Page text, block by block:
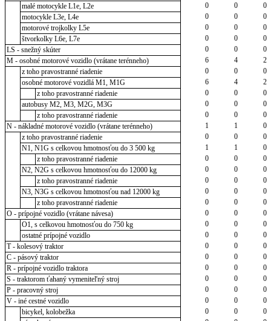
malé motocykle L1e, L2e
0 0
0
motocykle L3e, L4e
0 0
0
motorové trojkolky L5e
0 0
0
štvorkolky L6e, L7e
0 0
0
LS - snežný skúter
0 0
0
M - osobné motorové vozidlo (vrátane terénneho)
6 4
2
z toho pravostranné riadenie
0 0
0
osobné motorové vozidlá M1, M1G
6 4
2
z toho pravostranné riadenie
0 0
0
autobusy M2, M3, M2G, M3G
0 0
0
z toho pravostranné riadenie
0 0
0
N - nákladné motorové vozidlo (vrátane terénneho)
1 1
0
z toho pravostranné riadenie
0 0
0
N1, N1G s celkovou hmotnosťou do 3 500 kg
1 1
0
z toho pravostranné riadenie
0 0
0
N2, N2G s celkovou hmotnosťou do 12000 kg
0 0
0
z toho pravostranné riadenie
0 0
0
N3, N3G s celkovou hmotnosťou nad 12000 kg
0 0
0
z toho pravostranné riadenie
0 0
0
O - prípojné vozidlo (vrátane návesa)
0 0
0
O1, s celkovou hmotnosťou do 750 kg
0 0
0
ostatné prípojné vozidlo
0 0
0
T - kolesový traktor
0 0
0
C - pásový traktor
0 0
0
R - prípojné vozidlo traktora
0 0
0
S - traktorom ťahaný vymeniteľný stroj
0 0
0
P - pracovný stroj
0 0
0
V - iné cestné vozidlo
0 0
0
bicykel, kolobežka
0 0
0